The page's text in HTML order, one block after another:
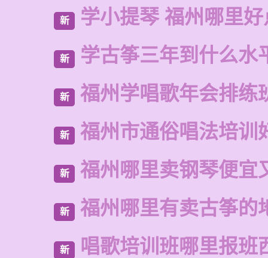
新 学小提琴 福州哪里
新 学古筝三年到什么水
新 福州学唱歌年会排练
新 福州市通俗唱法培训
新 福州哪里卖钢琴便宜
新 福州哪里有卖古筝的
新 唱歌培训班哪里报班